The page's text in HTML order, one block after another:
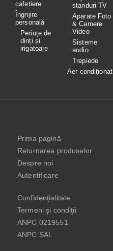
cafetiere
Îngrijire
personală
Periuțe de
dinți și
irigatoare
standuri TV
Aparate Foto
& Camere
Video
Sisteme
audio
Trepiede
Aer condiţionat
Prima pagină
Returnarea produselor
Despre noi
Autentificare
Confidenţialitate
Termeni şi condiţii
ANPC 0219551
ANPC SAL